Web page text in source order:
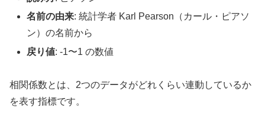
名前の由来: 統計学者 Karl Pearson（カール・ピアソ
ン）の名前から
戻り値: -1〜1 の数値
相関係数とは、2つのデータがどれくらい連動しているか
を表す指標です。